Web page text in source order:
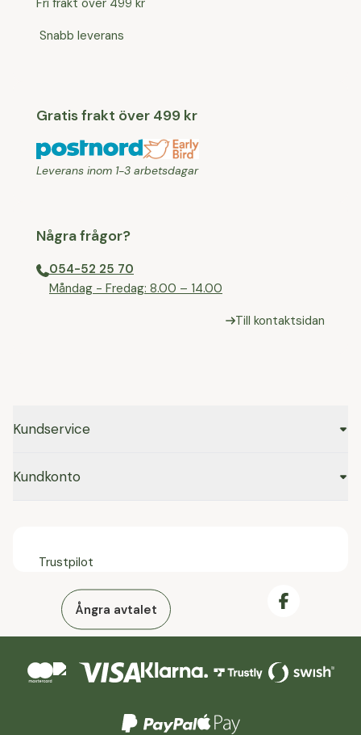
Fri frakt över 499 kr
Snabb leverans
Gratis frakt över 499 kr
Leverans inom 1-3 arbetsdagar
Några frågor?
054-52 25 70
⁠Måndag - Fredag: 8.00 – 14.00
Till kontaktsidan
Kundservice
Kundkonto
Trustpilot
Ångra avtalet